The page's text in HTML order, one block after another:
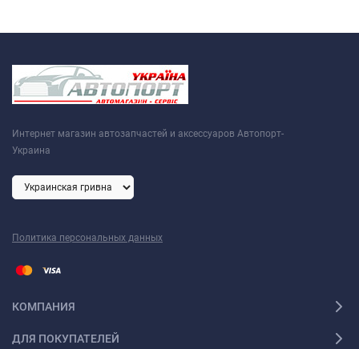
Интернет магазин автозапчастей и аксессуаров Автопорт-
Украина
Политика персональных данных
КОМПАНИЯ
ДЛЯ ПОКУПАТЕЛЕЙ